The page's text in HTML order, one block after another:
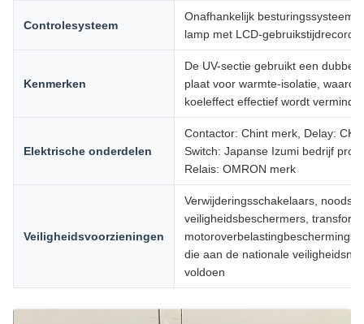
Controlesysteem
Onafhankelijk besturingssysteem
lamp met LCD-gebruikstijdrecorder
Kenmerken
De UV-sectie gebruikt een
plaat voor warmte-isolatie,
koeleffect effectief wordt
Elektrische onderdelen
Contactor: Chint merk, Delay:
Switch: Japanse Izumi bedrijf
Relais: OMRON merk
Veiligheidsvoorzieningen
Verwijderingsschakelaars,
veiligheidsbeschermers,
die aan de nationale
voldoen